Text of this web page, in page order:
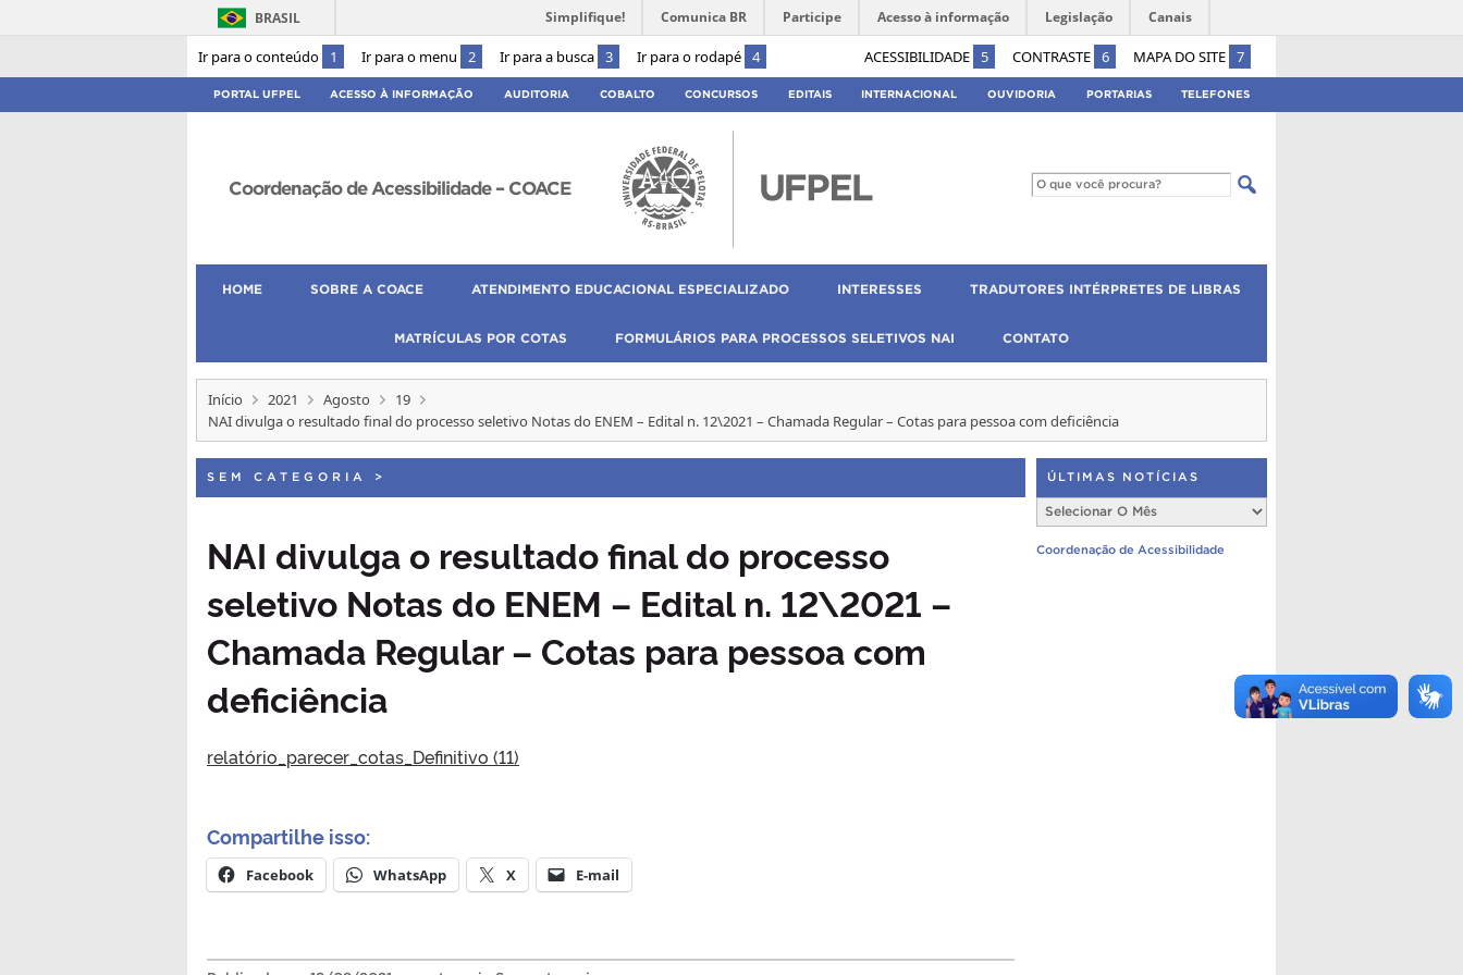
Ir para o conteúdo 1 Ir para o menu 2 Ir para a busca 3 Ir para o rodapé 4 ACESSIBILIDADE 5 CONTRASTE 6 MAPA DO SITE 7
BRASIL Simplifique! Comunica BR Participe Acesso à informação Legislação Canais
PORTAL UFPEL ACESSO À INFORMAÇÃO AUDITORIA COBALTO CONCURSOS EDITAIS INTERNACIONAL OUVIDORIA PORTARIAS TELEFONES
Coordenação de Acessibilidade – COACE
HOME SOBRE A COACE ATENDIMENTO EDUCACIONAL ESPECIALIZADO INTERESSES TRADUTORES INTÉRPRETES DE LIBRAS
MATRÍCULAS POR COTAS FORMULÁRIOS PARA PROCESSOS SELETIVOS NAI CONTATO
Início 2021 Agosto
19
NAI divulga o resultado final do processo seletivo Notas do ENEM – Edital n. 12\2021 – Chamada Regular – Cotas para pessoa com deficiência
SEM CATEGORIA >
NAI divulga o resultado final do processo
seletivo Notas do ENEM – Edital n. 12\2021 –
Chamada Regular – Cotas para pessoa com
deficiência
relatório_parecer_cotas_Definitivo (11)
Compartilhe isso:
Facebook WhatsApp X E-mail
ÚLTIMAS NOTÍCIAS
Últimas
Notícias
Coordenação de Acessibilidade